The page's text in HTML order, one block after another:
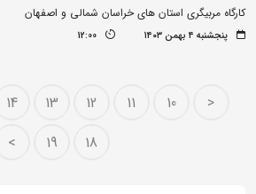
کارگاه مربیگری استان های خراسان شمالی و اصفهان
پنجشنبه ۴ بهمن ۱۴۰۳ 12:00
<
10
11
12
13
14
18
19
>